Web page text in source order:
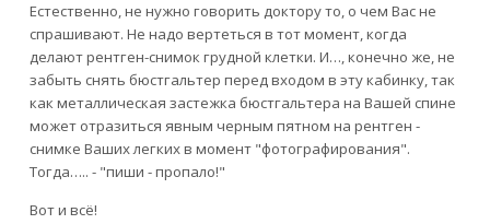
Естественно, не нужно говорить доктору то, о чем Вас не
спрашивают. Не надо вертеться в тот момент, когда
делают рентген-снимок грудной клетки. И…, конечно же, не
забыть снять бюстгальтер перед входом в эту кабинку, так
как металлическая застежка бюстгальтера на Вашей спине
может отразиться явным черным пятном на рентген -
снимке Ваших легких в момент "фотографирования".
Тогда….. - "пиши - пропало!"
Вот и всё!